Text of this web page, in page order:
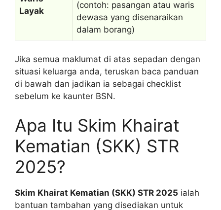
Layak
(contoh: pasangan atau waris
dewasa yang disenaraikan
dalam borang)
Jika semua maklumat di atas sepadan dengan
situasi keluarga anda, teruskan baca panduan
di bawah dan jadikan ia sebagai checklist
sebelum ke kaunter BSN.
Apa Itu Skim Khairat
Kematian (SKK) STR
2025?
Skim Khairat Kematian (SKK) STR 2025 ialah
bantuan tambahan yang disediakan untuk